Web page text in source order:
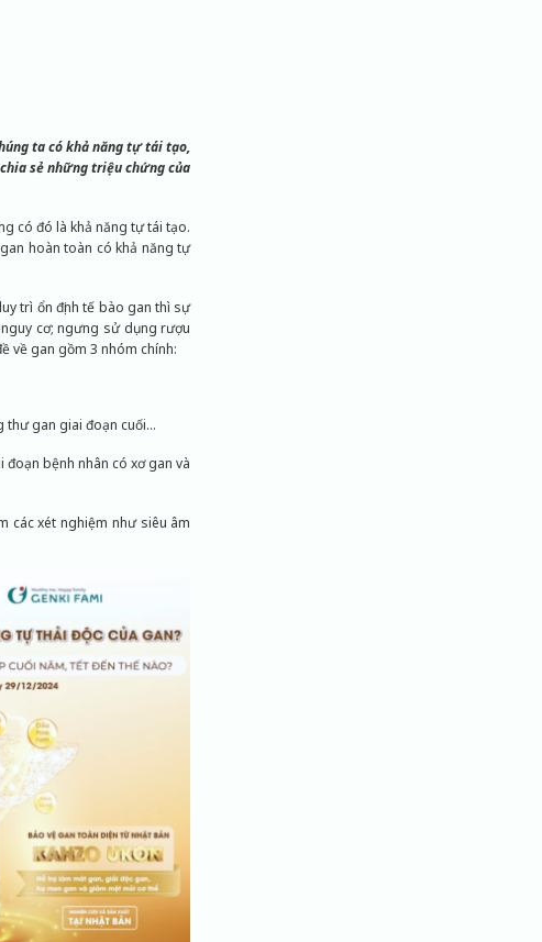
ta có khả năng tự tái tạo,
sẻ những triệu chứng của
có đó là khả năng tự tái tạo.
hoàn toàn có khả năng tự
trì ổn định tế bào gan thì sự
cơ; ngưng sử dụng rượu
về gan gồm 3 nhóm chính:
thư gan giai đoạn cuối…
bệnh nhân có xơ gan và
các xét nghiệm như siêu âm